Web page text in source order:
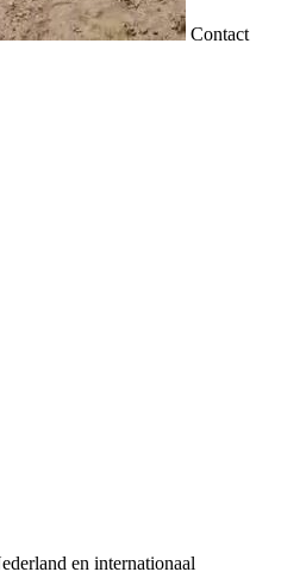
Contact
en internationaal